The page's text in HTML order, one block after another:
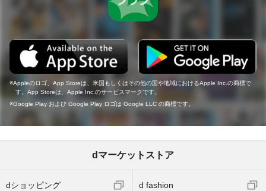
Appleのロゴ、App Storeは、米国もしくはその他の国や地域におけるApple Inc.の商標で
す。App Storeは、Apple Inc.のサービスマークです。
Google Play および Google Play ロゴは Google LLC の商標です。
dマーケットストア
dショッピング d fashion